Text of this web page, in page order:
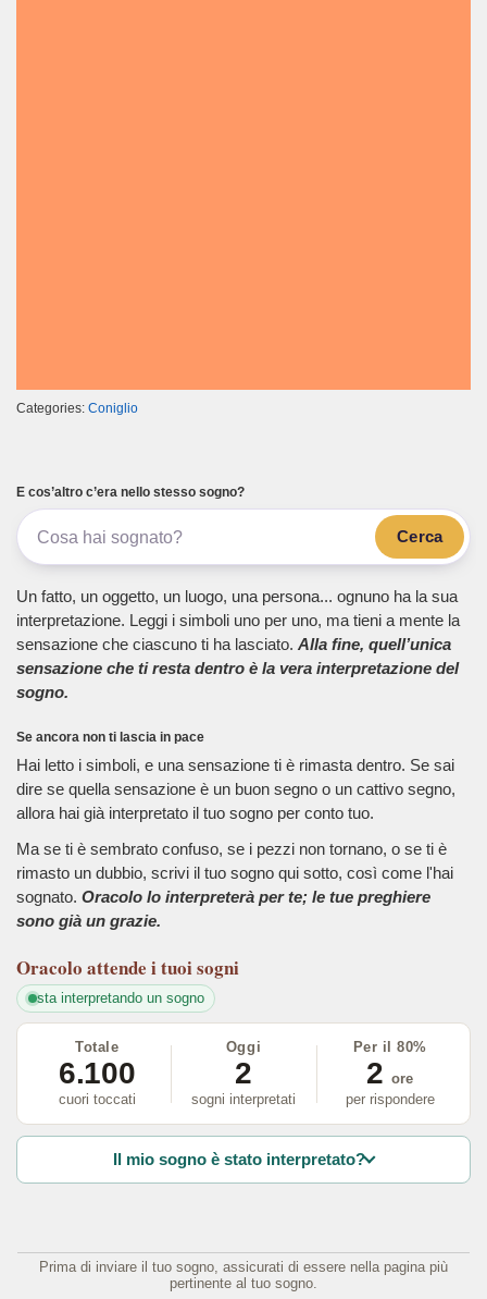
Categories: Coniglio
E cos’altro c’era nello stesso sogno?
Cerca
Un fatto, un oggetto, un luogo, una persona... ognuno ha la sua
interpretazione. Leggi i simboli uno per uno, ma tieni a mente la
sensazione che ciascuno ti ha lasciato. Alla fine, quell’unica
sensazione che ti resta dentro è la vera interpretazione del
sogno.
Se ancora non ti lascia in pace
Hai letto i simboli, e una sensazione ti è rimasta dentro. Se sai
dire se quella sensazione è un buon segno o un cattivo segno,
allora hai già interpretato il tuo sogno per conto tuo.
Ma se ti è sembrato confuso, se i pezzi non tornano, o se ti è
rimasto un dubbio, scrivi il tuo sogno qui sotto, così come l'hai
sognato. Oracolo lo interpreterà per te; le tue preghiere
sono già un grazie.
Oracolo attende i tuoi sogni
sta interpretando un sogno
Totale
6.100
cuori toccati
Oggi
2
sogni interpretati
Per il 80%
2 ore
per rispondere
Il mio sogno è stato interpretato?
Prima di inviare il tuo sogno, assicurati di essere nella pagina più
pertinente al tuo sogno.